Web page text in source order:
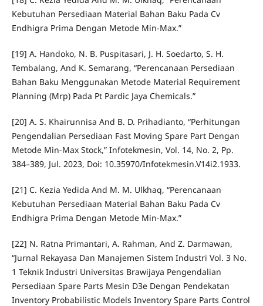
Kebutuhan Persediaan Material Bahan Baku Pada Cv
Endhigra Prima Dengan Metode Min-Max.”
[19] A. Handoko, N. B. Puspitasari, J. H. Soedarto, S. H.
Tembalang, And K. Semarang, “Perencanaan Persediaan
Bahan Baku Menggunakan Metode Material Requirement
Planning (Mrp) Pada Pt Pardic Jaya Chemicals.”
[20] A. S. Khairunnisa And B. D. Prihadianto, “Perhitungan
Pengendalian Persediaan Fast Moving Spare Part Dengan
Metode Min-Max Stock,” Infotekmesin, Vol. 14, No. 2, Pp.
384–389, Jul. 2023, Doi: 10.35970/Infotekmesin.V14i2.1933.
[21] C. Kezia Yedida And M. M. Ulkhaq, “Perencanaan
Kebutuhan Persediaan Material Bahan Baku Pada Cv
Endhigra Prima Dengan Metode Min-Max.”
[22] N. Ratna Primantari, A. Rahman, And Z. Darmawan,
“Jurnal Rekayasa Dan Manajemen Sistem Industri Vol. 3 No.
1 Teknik Industri Universitas Brawijaya Pengendalian
Persediaan Spare Parts Mesin D3e Dengan Pendekatan
Inventory Probabilistic Models Inventory Spare Parts Control